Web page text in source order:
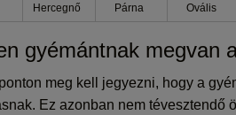
Hercegnő Párna Ovális
gyémántnak megvan
meg kell jegyezni, hogy a
Ez azonban nem tévesztendő